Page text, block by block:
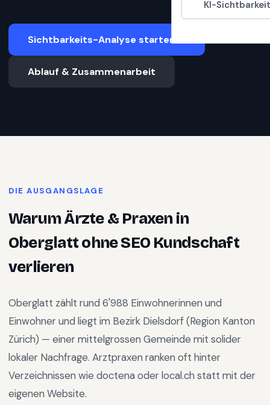
KI-
Sichtbarkeits-Analyse starten
Ablauf & Zusammenarbeit
DIE AUSGANGSLAGE
WarumÄrzte & Praxenin
Oberglattohne SEO Kundschaft
verlieren
Oberglatt zählt rund 6'988 Einwohnerinnen und
Einwohner und liegt im Bezirk Dielsdorf(Region Kanton
Zürich) — einer mittelgrossen Gemeinde mit solider
lokaler Nachfrage. Arztpraxen ranken oft hinter
Verzeichnissen wie doctena oder local.ch statt mit der
eigenen Website.